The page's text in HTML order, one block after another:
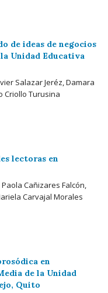
de ideas de negocios
Unidad Educativa
Salazar Jeréz, Damara
Criollo Turusina
lectoras en
Cañizares Falcón,
Carvajal Morales
en
de la Unidad
Quito